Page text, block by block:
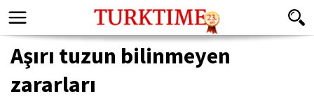
Aşırı tuzun bilinmeyen
zararları